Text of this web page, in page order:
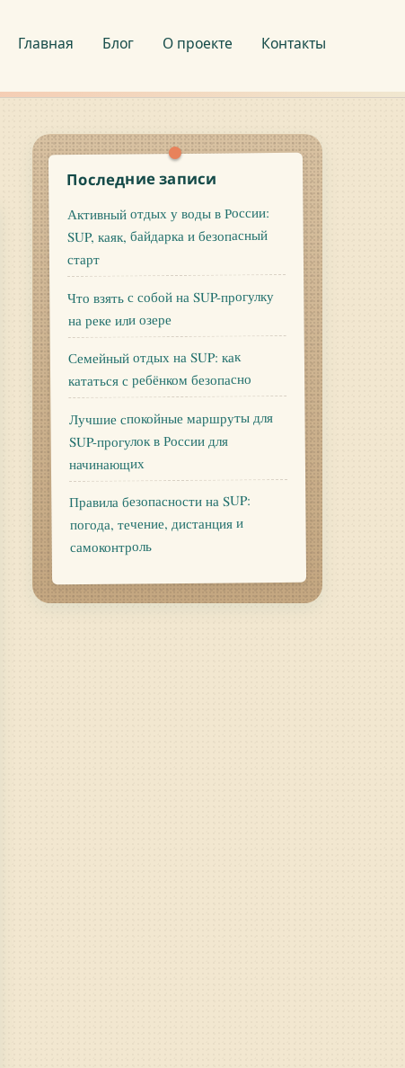
Главная Блог О проекте Контакты
Последние записи
Активный отдых у воды в России:
SUP, каяк, байдарка и безопасный
старт
Что взять с собой на SUP-прогулку
на реке или озере
Семейный отдых на SUP: как
кататься с ребёнком безопасно
Лучшие спокойные маршруты для
SUP-прогулок в России для
начинающих
Правила безопасности на SUP:
погода, течение, дистанция и
самоконтроль